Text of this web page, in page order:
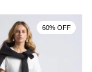
60% OFF